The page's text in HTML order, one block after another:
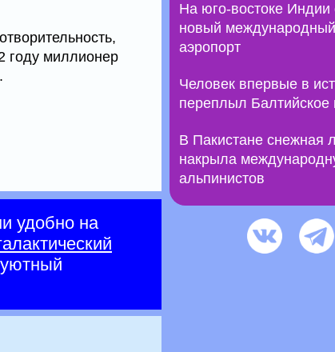
году миллионер
удобно на
На юго-востоке Индии
новый международный
аэропорт
Человек впервые в
переплыл Балтийское
В Пакистане снежная
накрыла
альпинистов